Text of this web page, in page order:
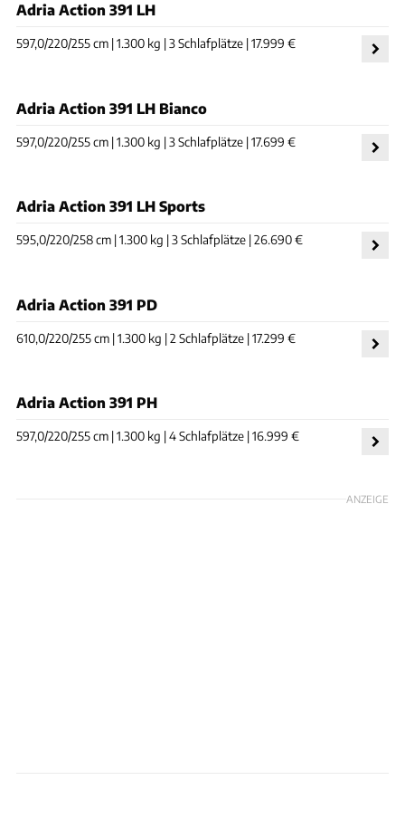
Adria Action 391 LH
597,0/220/255 cm | 1.300 kg | 3 Schlafplätze | 17.999 €
Adria Action 391 LH Bianco
597,0/220/255 cm | 1.300 kg | 3 Schlafplätze | 17.699 €
Adria Action 391 LH Sports
595,0/220/258 cm | 1.300 kg | 3 Schlafplätze | 26.690 €
Adria Action 391 PD
610,0/220/255 cm | 1.300 kg | 2 Schlafplätze | 17.299 €
Adria Action 391 PH
597,0/220/255 cm | 1.300 kg | 4 Schlafplätze | 16.999 €
ANZEIGE